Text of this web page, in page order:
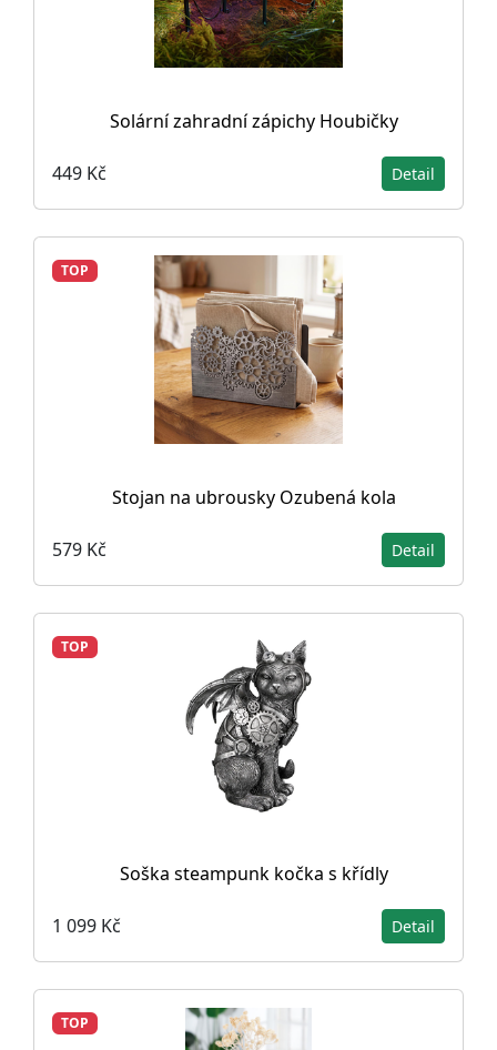
Solární zahradní zápichy Houbičky
449 Kč Detail
TOP
Stojan na ubrousky Ozubená kola
579 Kč Detail
TOP
Soška steampunk kočka s křídly
1 099 Kč Detail
TOP